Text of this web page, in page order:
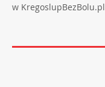
w KregoslupBezBolu.pl